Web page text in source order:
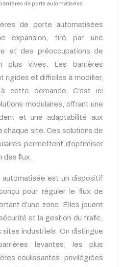
de porte automatisées
de porte automatisées
expansion, tiré par une
et des préoccupations de
plus vives. Les barrières
rigides et difficiles à modifier,
cette demande. C’est ici
modulaires, offrant une
et une adaptabilité aux
chaque site. Ces solutions de
permettent d’optimiser
des flux.
est un dispositif
pour réguler le flux de
d’une zone. Elles jouent
et la gestion du trafic,
sites industriels. On distingue
levantes, les plus
coulissantes, privilégiées